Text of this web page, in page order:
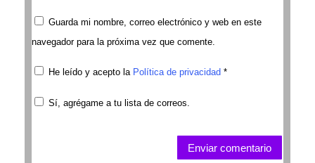
Guarda mi nombre, correo electrónico y web en este
navegador para la próxima vez que comente.
He leído y acepto la Política de privacidad *
Sí, agrégame a tu lista de correos.
Enviar comentario